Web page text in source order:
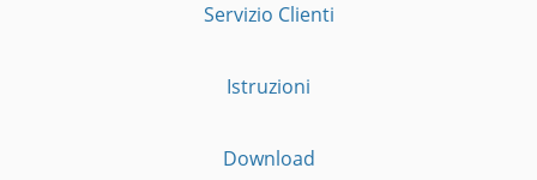
Servizio Clienti
Istruzioni
Download